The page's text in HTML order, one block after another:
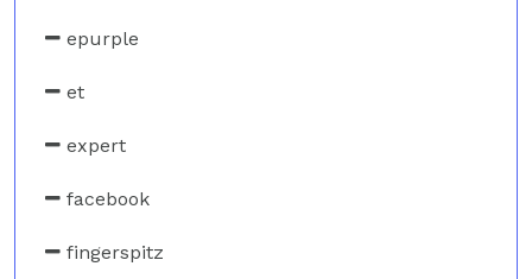
epurple
et
expert
facebook
fingerspitz